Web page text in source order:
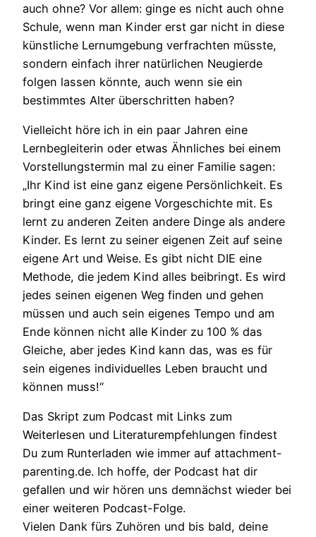
auch ohne? Vor allem: ginge es nicht auch ohne
Schule, wenn man Kinder erst gar nicht in diese
künstliche Lernumgebung verfrachten müsste,
sondern einfach ihrer natürlichen Neugierde
folgen lassen könnte, auch wenn sie ein
bestimmtes Alter überschritten haben?
Vielleicht höre ich in ein paar Jahren eine
Lernbegleiterin oder etwas Ähnliches bei einem
Vorstellungstermin mal zu einer Familie sagen:
„Ihr Kind ist eine ganz eigene Persönlichkeit. Es
bringt eine ganz eigene Vorgeschichte mit. Es
lernt zu anderen Zeiten andere Dinge als andere
Kinder. Es lernt zu seiner eigenen Zeit auf seine
eigene Art und Weise. Es gibt nicht DIE eine
Methode, die jedem Kind alles beibringt. Es wird
jedes seinen eigenen Weg finden und gehen
müssen und auch sein eigenes Tempo und am
Ende können nicht alle Kinder zu 100 % das
Gleiche, aber jedes Kind kann das, was es für
sein eigenes individuelles Leben braucht und
können muss!“
Das Skript zum Podcast mit Links zum
Weiterlesen und Literaturempfehlungen findest
Du zum Runterladen wie immer auf attachment-
parenting.de. Ich hoffe, der Podcast hat dir
gefallen und wir hören uns demnächst wieder bei
einer weiteren Podcast-Folge.
Vielen Dank fürs Zuhören und bis bald, deine